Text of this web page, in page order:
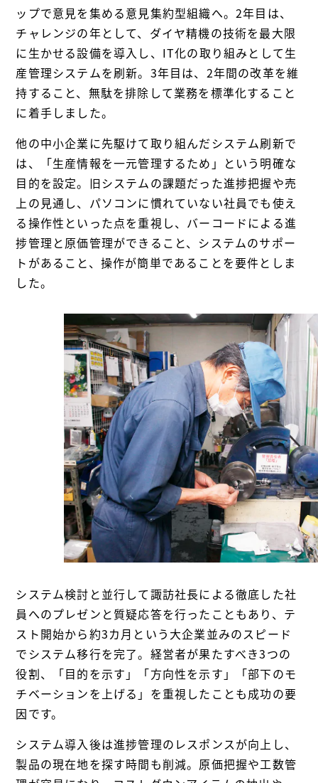
ップで意見を集める意見集約型組織へ。2年目は、
チャレンジの年として、ダイヤ精機の技術を最大限
に生かせる設備を導入し、IT化の取り組みとして生
産管理システムを刷新。3年目は、2年間の改革を維
持すること、無駄を排除して業務を標準化すること
に着手しました。
他の中小企業に先駆けて取り組んだシステム刷新で
は、「生産情報を一元管理するため」という明確な
目的を設定。旧システムの課題だった進捗把握や売
上の見通し、パソコンに慣れていない社員でも使え
る操作性といった点を重視し、バーコードによる進
捗管理と原価管理ができること、システムのサポー
トがあること、操作が簡単であることを要件としま
した。
システム検討と並行して諏訪社長による徹底した社
員へのプレゼンと質疑応答を行ったこともあり、テ
スト開始から約3カ月という大企業並みのスピード
でシステム移行を完了。経営者が果たすべき3つの
役割、「目的を示す」「方向性を示す」「部下のモ
チベーションを上げる」を重視したことも成功の要
因です。
システム導入後は進捗管理のレスポンスが向上し、
製品の現在地を探す時間も削減。原価把握や工数管